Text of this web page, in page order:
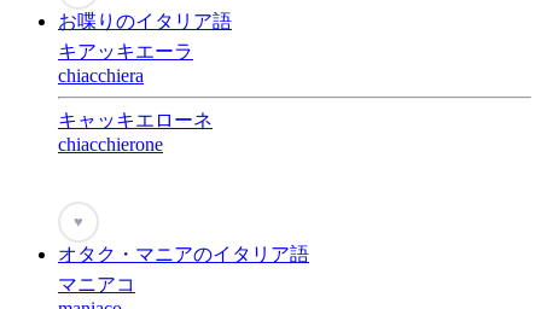
お喋りのイタリア語
キアッキエーラ
chiacchiera
キャッキエローネ
chiacchierone
♥
オタク・マニアのイタリア語
マニアコ